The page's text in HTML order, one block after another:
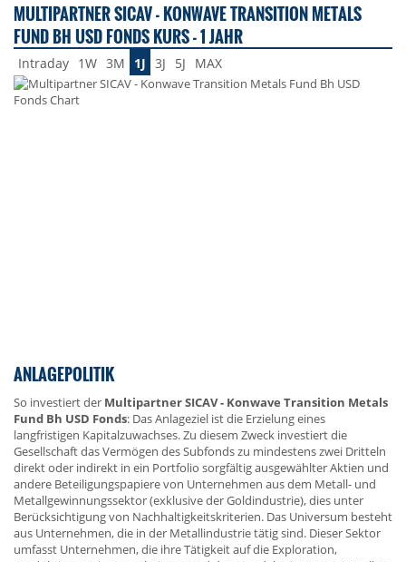
MULTIPARTNER SICAV - KONWAVE TRANSITION METALS
FUND BH USD FONDS KURS - 1 JAHR
Intraday 1W 3M 1J 3J 5J MAX
ANLAGEPOLITIK
So investiert der Multipartner SICAV - Konwave Transition Metals
Fund Bh USD Fonds: Das Anlageziel ist die Erzielung eines
langfristigen Kapitalzuwachses. Zu diesem Zweck investiert die
Gesellschaft das Vermögen des Subfonds zu mindestens zwei Dritteln
direkt oder indirekt in ein Portfolio sorgfältig ausgewählter Aktien und
andere Beteiligungspapiere von Unternehmen aus dem Metall- und
Metallgewinnungssektor (exklusive der Goldindustrie), dies unter
Berücksichtigung von Nachhaltigkeitskriterien. Das Universum besteht
aus Unternehmen, die in der Metallindustrie tätig sind. Dieser Sektor
umfasst Unternehmen, die ihre Tätigkeit auf die Exploration,